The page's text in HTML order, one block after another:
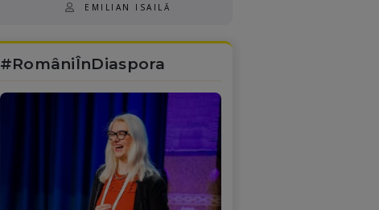
EMILIAN ISAILĂ
#RomâniÎnDiaspora